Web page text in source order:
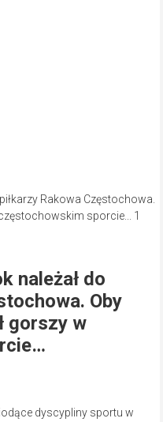
należał do
Oby
gorszy w
dyscypliny sportu w